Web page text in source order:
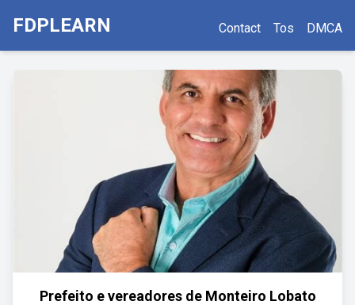
FDPLEARN Contact Tos DMCA
Prefeito e vereadores de Monteiro Lobato